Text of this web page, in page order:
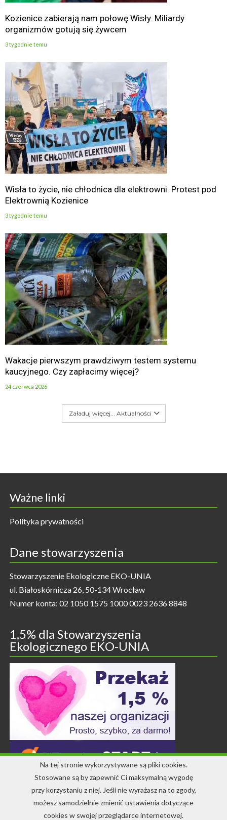
Kozienice zabierają nam połowę Wisły. Miliardy
organizmów gotują się żywcem
3 tygodnie temu
Wisła to życie, nie chłodnica dla elektrowni. Protest pod
Elektrownią Kozienice
3 tygodnie temu
Wakacje pierwszym prawdziwym testem systemu
kaucyjnego. Czy zapłacimy więcej?
24 czerwca 2026
Załaduj więcej... Aktualności
Ważne linki
Polityka prywatności
Dane stowarzyszenia
Stowarzyszenie Ekologiczne EKO-UNIA
ul. Białoskórnicza 26, 50-134 Wrocław
Numer konta: 02 1050 1575 1000 0023 2636 8848
1,5% dla Stowarzyszenia
Ekologicznego EKO-UNIA
Kontakt
Na tej stronie wykorzystywane są pliki cookies.
Stosowane są by zapewnić Ci maksymalną wygodę
przy korzystaniu z niej. Jeśli nie wyrażasz na to zgody,
możesz samodzielnie zmienić ustawienia dotyczące
cookies w swojej przeglądarce internetowej.